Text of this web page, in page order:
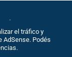
|
|Sobre
el tráfico y
AdSense. Podés